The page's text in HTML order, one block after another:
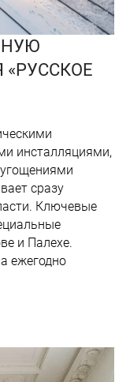
инсталляциями,
сразу
Ключевые
и Палехе.
ежегодно